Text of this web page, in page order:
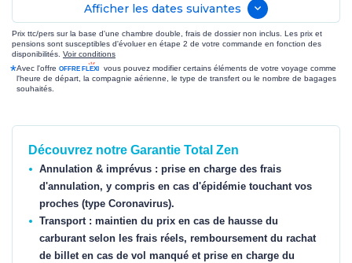
Afficher les dates suivantes
Prix ttc/pers sur la base d'une chambre double, frais de dossier non inclus. Les prix et
pensions sont susceptibles d'évoluer en étape 2 de votre commande en fonction des
disponibilités. Voir conditions
*Avec l'offre
vous pouvez modifier certains éléments de votre voyage comme
l'heure de départ, la compagnie aérienne, le type de transfert ou le nombre de bagages
souhaités.
Découvrez notre Garantie Total Zen
Annulation & imprévus : prise en charge des frais
d'annulation, y compris en cas d'épidémie touchant vos
proches (type Coronavirus).
Transport : maintien du prix en cas de hausse du
carburant selon les frais réels, remboursement du rachat
de billet en cas de vol manqué et prise en charge du